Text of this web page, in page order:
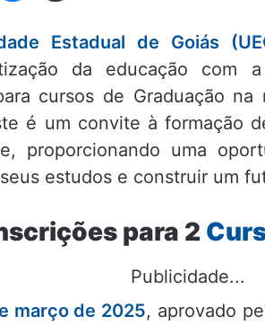
Estadual de Goiás
da educação com
cursos de Graduação na
é um convite à formação
proporcionando uma
estudos e construir um
para 2
Publicidade...
março de 2025, aprovado